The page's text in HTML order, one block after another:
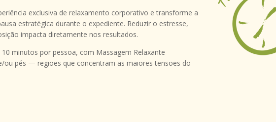
exclusiva de relaxamento corporativo e transforme a
estratégica durante o expediente. Reduzir o estresse,
impacta diretamente nos resultados.
minutos por pessoa, com Massagem Relaxante
ou pés — regiões que concentram as maiores tensões do